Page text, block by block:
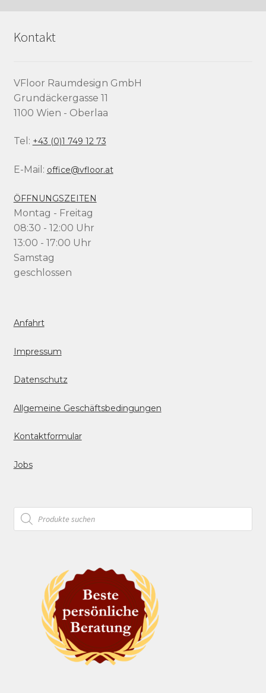
Kontakt
VFloor Raumdesign GmbH
Grundäckergasse 11
1100 Wien - Oberlaa
Tel: +43 (0)1 749 12 73
E-Mail: office@vfloor.at
ÖFFNUNGSZEITEN
Montag - Freitag
08:30 - 12:00 Uhr
13:00 - 17:00 Uhr
Samstag
geschlossen
Anfahrt
Impressum
Datenschutz
Allgemeine Geschäftsbedingungen
Kontaktformular
Jobs
Products
search